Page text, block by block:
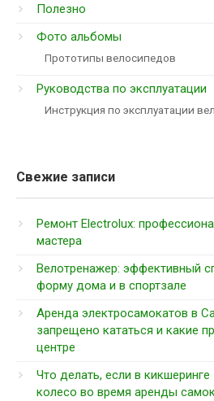
Полезно
Фото альбомы
Прототипы велосипедов
Руководства по эксплуатации
Инструкция по эксплуатации
Свежие записи
Ремонт Electrolux:
мастера
Велотренажер: эффективный
форму дома и в спортзале
Аренда электросамокатов в
запрещено кататься и какие
центре
Что делать, если в
колесо во время аренды